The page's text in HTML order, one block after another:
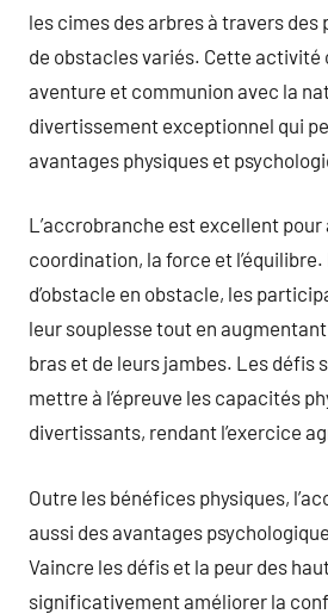
les cimes des arbres à travers
de obstacles variés. Cette activité
aventure et communion avec la
divertissement exceptionnel qui
avantages physiques et
L’accrobranche est excellent
coordination, la force et
d’obstacle en obstacle, les
leur souplesse tout en
bras et de leurs jambes. Les défis
mettre à l’épreuve les capacités
divertissants, rendant l’exercice
Outre les bénéfices physiques,
aussi des avantages
Vaincre les défis et la peur des
significativement améliorer la